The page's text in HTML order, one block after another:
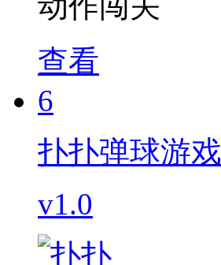
查看
6
扑扑弹球游戏
v1.0